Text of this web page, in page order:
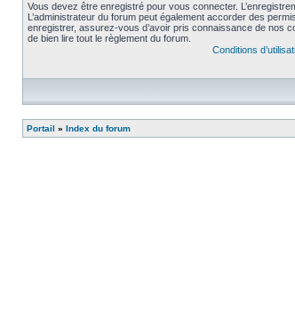
Vous devez être enregistré pour vous connecter.
L’administrateur du forum peut également accorder des
enregistrer, assurez-vous d’avoir pris connaissance de nos
de bien lire tout le règlement du forum.
Conditions
Portail » Index du forum